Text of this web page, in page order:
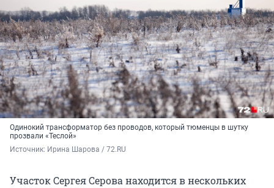
Одинокий трансформатор без проводов, который тюменцы в шутку
прозвали «Теслой»
Источник: Ирина Шарова / 72.RU
Участок Сергея Серова находится в нескольких